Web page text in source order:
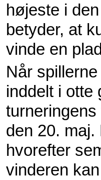
højeste i
betyder, at
vinde en
Når
inddelt i otte
den 20.
hvorefter
vinderen